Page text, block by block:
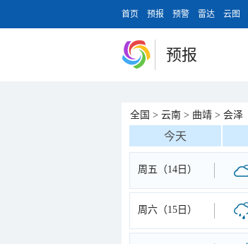
首页 预报 预警 雷达 云图
预报
全国 > 云南 > 曲靖 > 会泽
今天
周五（14日）
周六（15日）